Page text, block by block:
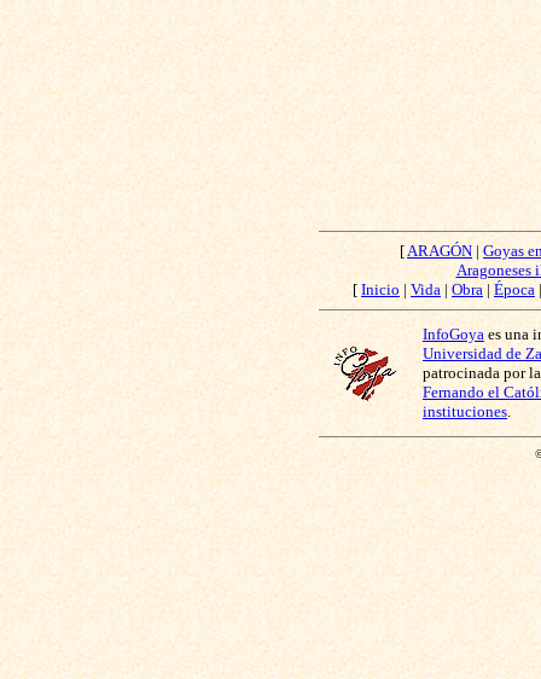
[ ARAGÓN |Goyas
Aragoneses
[Inicio| Vida | Obra|Época
InfoGoya es una
Universidad de
patrocinada por
Fernando el
instituciones